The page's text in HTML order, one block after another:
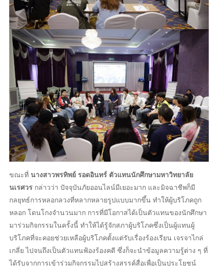
ขณะที่ นางสาวพรทิพย์ รอดอินทร์ ตัวแทนนักศึกษามหาวิทยาลัย
นเรศวรกล่าวว่า ปัจจุบันภัยออนไลน์มีเยอะมาก และมิจฉาชีพก็มี
กลยุทธ์การหลอกลวงที่หลากหลายรูปแบบมากขึ้น ทำให้ผู้บริโภคถูก
หลอก โดนโกงจำนวนมาก การที่มีโอกาสได้เป็นตัวแทนของนักศึกษา
มาร่วมกิจกรรมในครั้งนี้ ทำให้ได้รู้จักสภาผู้บริโภคซึ่งเป็นผู้แทนผู้
บริโภคที่จะคอยช่วยเหลือผู้บริโภคตั้งแต่รับเรื่องร้องเรียน เจรจาไกล่
เกลี่ย ไปจนถึงเป็นตัวแทนฟ้องร้องคดี ซึ่งก็จะนำข้อมูลความรู้ต่าง ๆ ที่
ได้รับจากการเข้าร่วมกิจกรรมไปสร้างสรรค์สื่อเพื่อเป็นประโยชน์